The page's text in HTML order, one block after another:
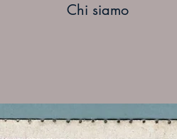
Chi siamo